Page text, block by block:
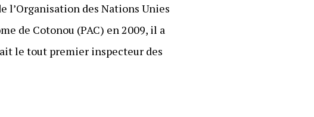
l’Organisation des Nations Unies
de Cotonou (PAC) en 2009, il a
le tout premier inspecteur des